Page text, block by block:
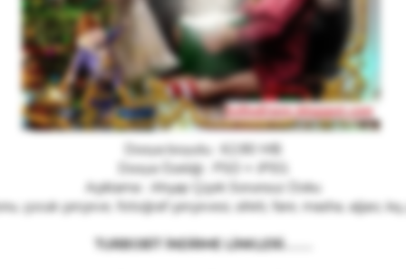
Dosya boyutu : 62.80 MB
Dosya Özeliği : PSD + JPEG
Açıklama : Ahşap Çiçek Sorunsuz Doku
çocuk çerçeve, fotoğraf çerçevesi, sihirli, fare, masha, ağacı,
TURBOBİT İNDİRME LİNKLERİ........